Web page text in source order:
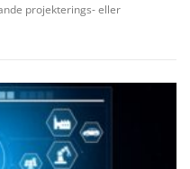
projekterings- eller